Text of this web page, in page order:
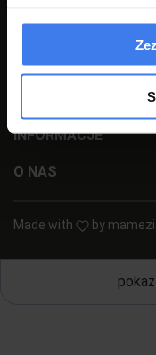
POMOC
MOJE KONTO
PŁATNOŚCI I
INFORMACJE
O NAS
Made with by